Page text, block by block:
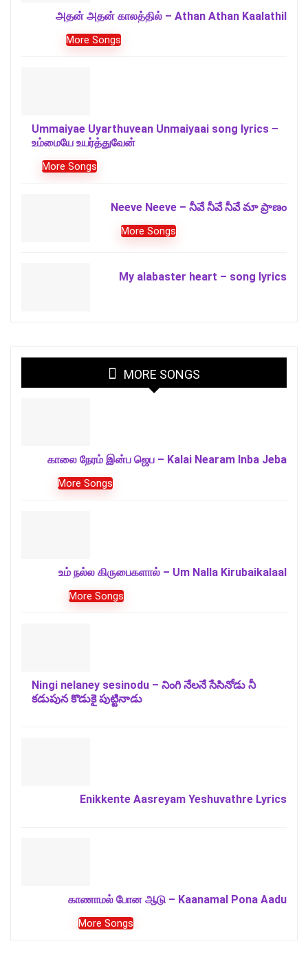
அதன் அதன் காலத்தில் – Athan Athan Kaalathil
More Songs
Ummaiyae Uyarthuvean Unmaiyaai song lyrics –
உம்மையே உயர்த்துவேன்
More Songs
Neeve Neeve – నీవే నీవే నీవే మా ప్రాణం
More Songs
My alabaster heart – song lyrics
MORE SONGS
காலை நேரம் இன்ப ஜெப – Kalai Nearam Inba Jeba
More Songs
உம் நல்ல கிருபைகளால் – Um Nalla Kirubaikalaal
More Songs
Ningi nelaney sesinodu – నింగి నేలనే సేసినోడు నీ
కడుపున కొడుకై పుట్టినాడు
Enikkente Aasreyam Yeshuvathre Lyrics
காணாமல் போன ஆடு – Kaanamal Pona Aadu
More Songs